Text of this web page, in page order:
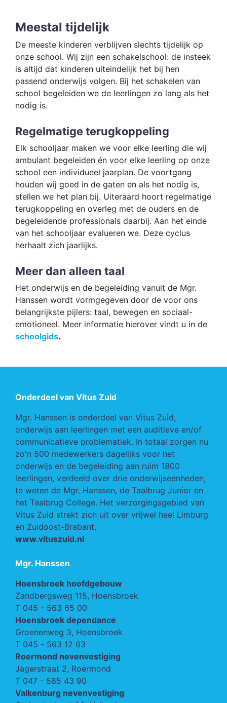
Meestal tijdelijk
De meeste kinderen verblijven slechts tijdelijk op
onze school. Wij zijn een schakelschool: de insteek
is altijd dat kinderen uiteindelijk het bij hen
passend onderwijs volgen. Bij het schakelen van
school begeleiden we de leerlingen zo lang als het
nodig is.
Regelmatige terugkoppeling
Elk schooljaar maken we voor elke leerling die wij
ambulant begeleiden én voor elke leerling op onze
school een individueel jaarplan. De voortgang
houden wij goed in de gaten en als het nodig is,
stellen we het plan bij. Uiteraard hoort regelmatige
terugkoppeling en overleg met de ouders en de
begeleidende professionals daarbij. Aan het einde
van het schooljaar evalueren we. Deze cyclus
herhaalt zich jaarlijks.
Meer dan alleen taal
Het onderwijs en de begeleiding vanuit de Mgr.
Hanssen wordt vormgegeven door de voor ons
belangrijkste pijlers: taal, bewegen en sociaal-
emotioneel. Meer informatie hierover vindt u in de
schoolgids.
Onderdeel van Vitus Zuid
Mgr. Hanssen is onderdeel van Vitus Zuid,
onderwijs aan leerlingen met een auditieve en/of
communicatieve problematiek. In totaal zorgen nu
zo'n 500 medewerkers dagelijks voor het
onderwijs en de begeleiding aan ruim 1800
leerlingen, verdeeld over drie onderwijseenheden,
te weten de Mgr. Hanssen, de Taalbrug Junior en
het Taalbrug College. Het verzorgingsgebied van
Vitus Zuid strekt zich uit over vrijwel heel Limburg
en Zuidoost-Brabant.
www.vituszuid.nl
Mgr. Hanssen
Hoensbroek hoofdgebouw
Zandbergsweg 115, Hoensbroek
T 045 - 563 65 00
Hoensbroek dependance
Groenenweg 3, Hoensbroek
T 045 - 563 12 63
Roermond nevenvestiging
Jagerstraat 2, Roermond
T 047 - 585 43 90
Valkenburg nevenvestiging